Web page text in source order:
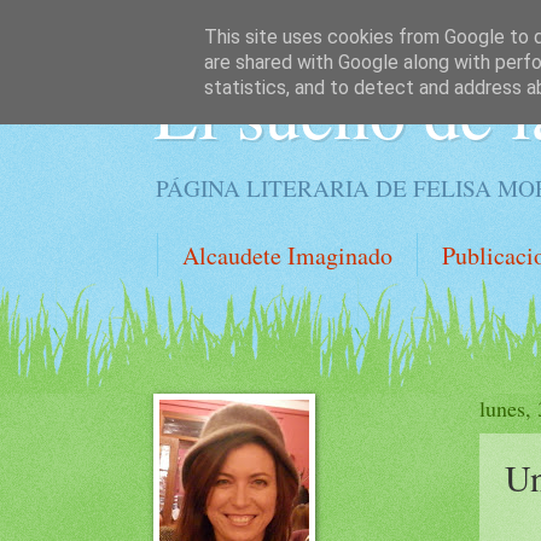
El sueño de
PÁGINA LITERARIA DE FELISA
Alcaudete Imaginado
lunes,
This site uses cookies from Google to
are shared with Google along with
statistics, and to detect and address